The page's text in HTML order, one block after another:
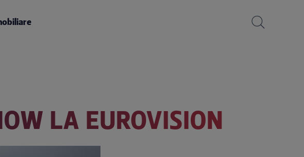
LA EUROVISION